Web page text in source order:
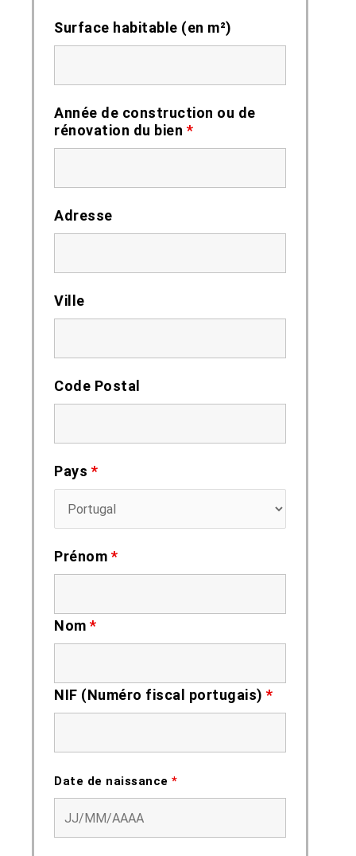
Surface habitable (en m²)
Année de construction ou de
rénovation du bien *
Adresse
Ville
Code Postal
Pays *
Prénom *
Nom *
NIF (Numéro fiscal portugais) *
Date de naissance *